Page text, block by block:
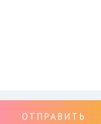
ОТПРАВИТЬ